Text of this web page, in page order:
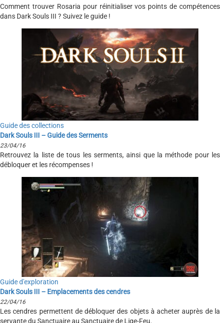
Comment trouver Rosaria pour réinitialiser vos points de compétences
dans Dark Souls III ? Suivez le guide !
Guide des collections
Dark Souls III – Guide des Serments
23/04/16
Retrouvez la liste de tous les serments, ainsi que la méthode pour les
débloquer et les récompenses !
Guide d'exploration
Dark Souls III – Emplacements des cendres
22/04/16
Les cendres permettent de débloquer des objets à acheter auprès de la
servante du Sanctuaire au Sanctuaire de Lige-Feu.